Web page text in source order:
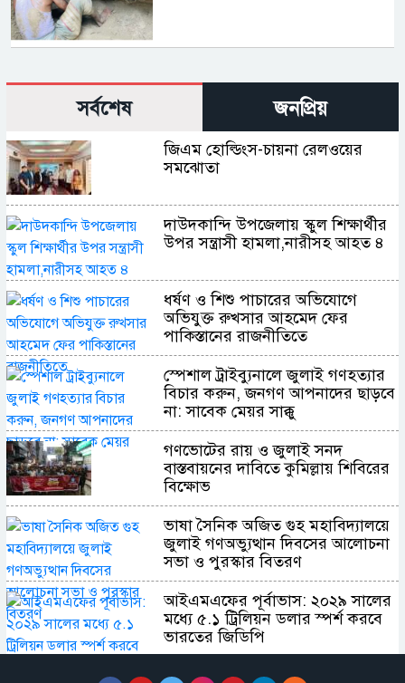
সর্বশেষ জনপ্রিয়
জিএম হোল্ডিংস-চায়না রেলওয়ের
সমঝোতা
দাউদকান্দি উপজেলায় স্কুল শিক্ষার্থীর
উপর সন্ত্রাসী হামলা,নারীসহ আহত ৪
ধর্ষণ ও শিশু পাচারের অভিযোগে
অভিযুক্ত রুখসার আহমেদ ফের
পাকিস্তানের রাজনীতিতে
স্পেশাল ট্রাইব্যুনালে জুলাই গণহত্যার
বিচার করুন, জনগণ আপনাদের ছাড়বে
না: সাবেক মেয়র সাক্কু
গণভোটের রায় ও জুলাই সনদ
বাস্তবায়নের দাবিতে কুমিল্লায় শিবিরের
বিক্ষোভ
ভাষা সৈনিক অজিত গুহ মহাবিদ্যালয়ে
জুলাই গণঅভ্যুত্থান দিবসের আলোচনা
সভা ও পুরস্কার বিতরণ
​আইএমএফের পূর্বাভাস: ২০২৯ সালের
মধ্যে ৫.১ ট্রিলিয়ন ডলার স্পর্শ করবে
ভারতের জিডিপি
শহীদ কাইয়ুমকে স্মরণ করে কুবিতে